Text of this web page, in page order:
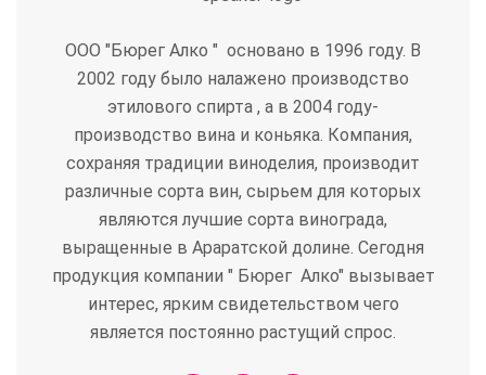
ООО "Бюрег Алко " основано в 1996 году. В
2002 году было налажено производство
этилового спирта , а в 2004 году-
производство вина и коньяка. Компания,
сохраняя традиции виноделия, производит
различные сорта вин, сырьем для которых
являются лучшие сорта винограда,
выращенные в Араратской долине. Сегодня
продукция компании " Бюрег Алко" вызывает
интерес, ярким свидетельством чего
является постоянно растущий спрос.